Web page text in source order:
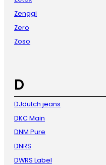
Zenggi
Zero
Zoso
D
DJdutch jeans
DKC Main
DNM Pure
DNRS
DWRS Label